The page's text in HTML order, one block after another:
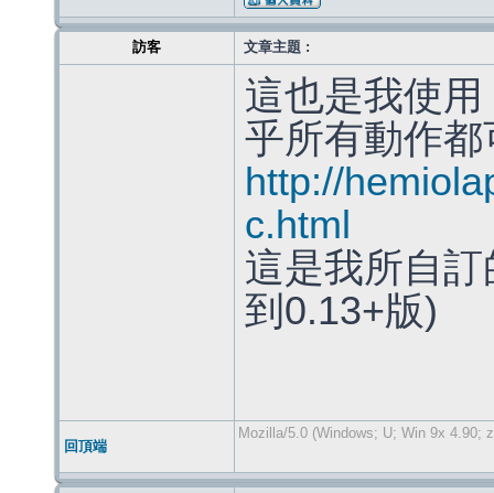
訪客 文章主題 :
這也是我使
乎所有動作
http://
c.html
這是我所自
到0.13+版)
回頂端
Mozilla/5.0 (Windows; U; Win 9x 4.90;